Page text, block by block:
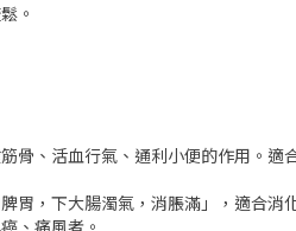
。
骨、活血行氣、通利小便的作用。適
，下大腸濁氣，消脹滿」，適合消